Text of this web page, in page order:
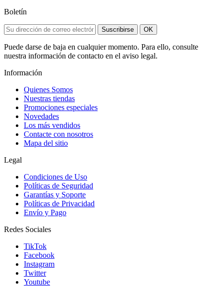
Boletín
Suscribirse OK
Puede darse de baja en cualquier momento. Para ello, consulte
nuestra información de contacto en el aviso legal.
Información
Quienes Somos
Nuestras tiendas
Promociones especiales
Novedades
Los más vendidos
Contacte con nosotros
Mapa del sitio
Legal
Condiciones de Uso
Políticas de Seguridad
Garantías y Soporte
Políticas de Privacidad
Envío y Pago
Redes Sociales
TikTok
Facebook
Instagram
Twitter
Youtube